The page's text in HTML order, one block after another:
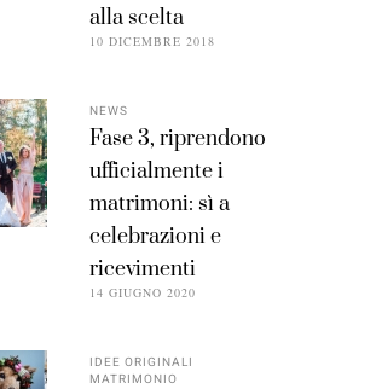
alla scelta
10 DICEMBRE 2018
NEWS
Fase 3, riprendono
ufficialmente i
matrimoni: sì a
celebrazioni e
ricevimenti
14 GIUGNO 2020
IDEE ORIGINALI
MATRIMONIO